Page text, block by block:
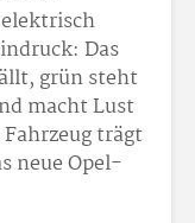
Das
grün steht
macht Lust
trägt
neue Opel-